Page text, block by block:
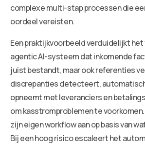
complexe multi-stap processen die
oordeel vereisten.
Een praktijkvoorbeeld verduidelijkt het
agentic AI-systeem dat inkomende
juist bestandt, maar ook referenties
discrepanties detecteert,
opneemt met leveranciers en
om kasstromproblemen te
zijn eigen workflow aan op basis van
Bij een hoog risico escaleert het